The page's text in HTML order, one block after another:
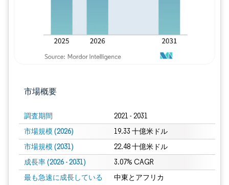
市場概要
調査期間 2021 - 2031
市場規模 (2026) 19.33 十億米ドル
市場規模 (2031) 22.48 十億米ドル
成長率 (2026 - 2031) 3.07% CAGR
最も急速に成長している
中東とアフリカ